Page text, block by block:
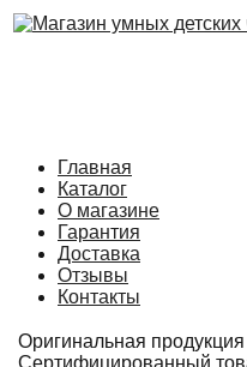
Главная
Каталог
О магазине
Гарантия
Доставка
Отзывы
Контакты
Оригинальная продукция
Сертифицированный